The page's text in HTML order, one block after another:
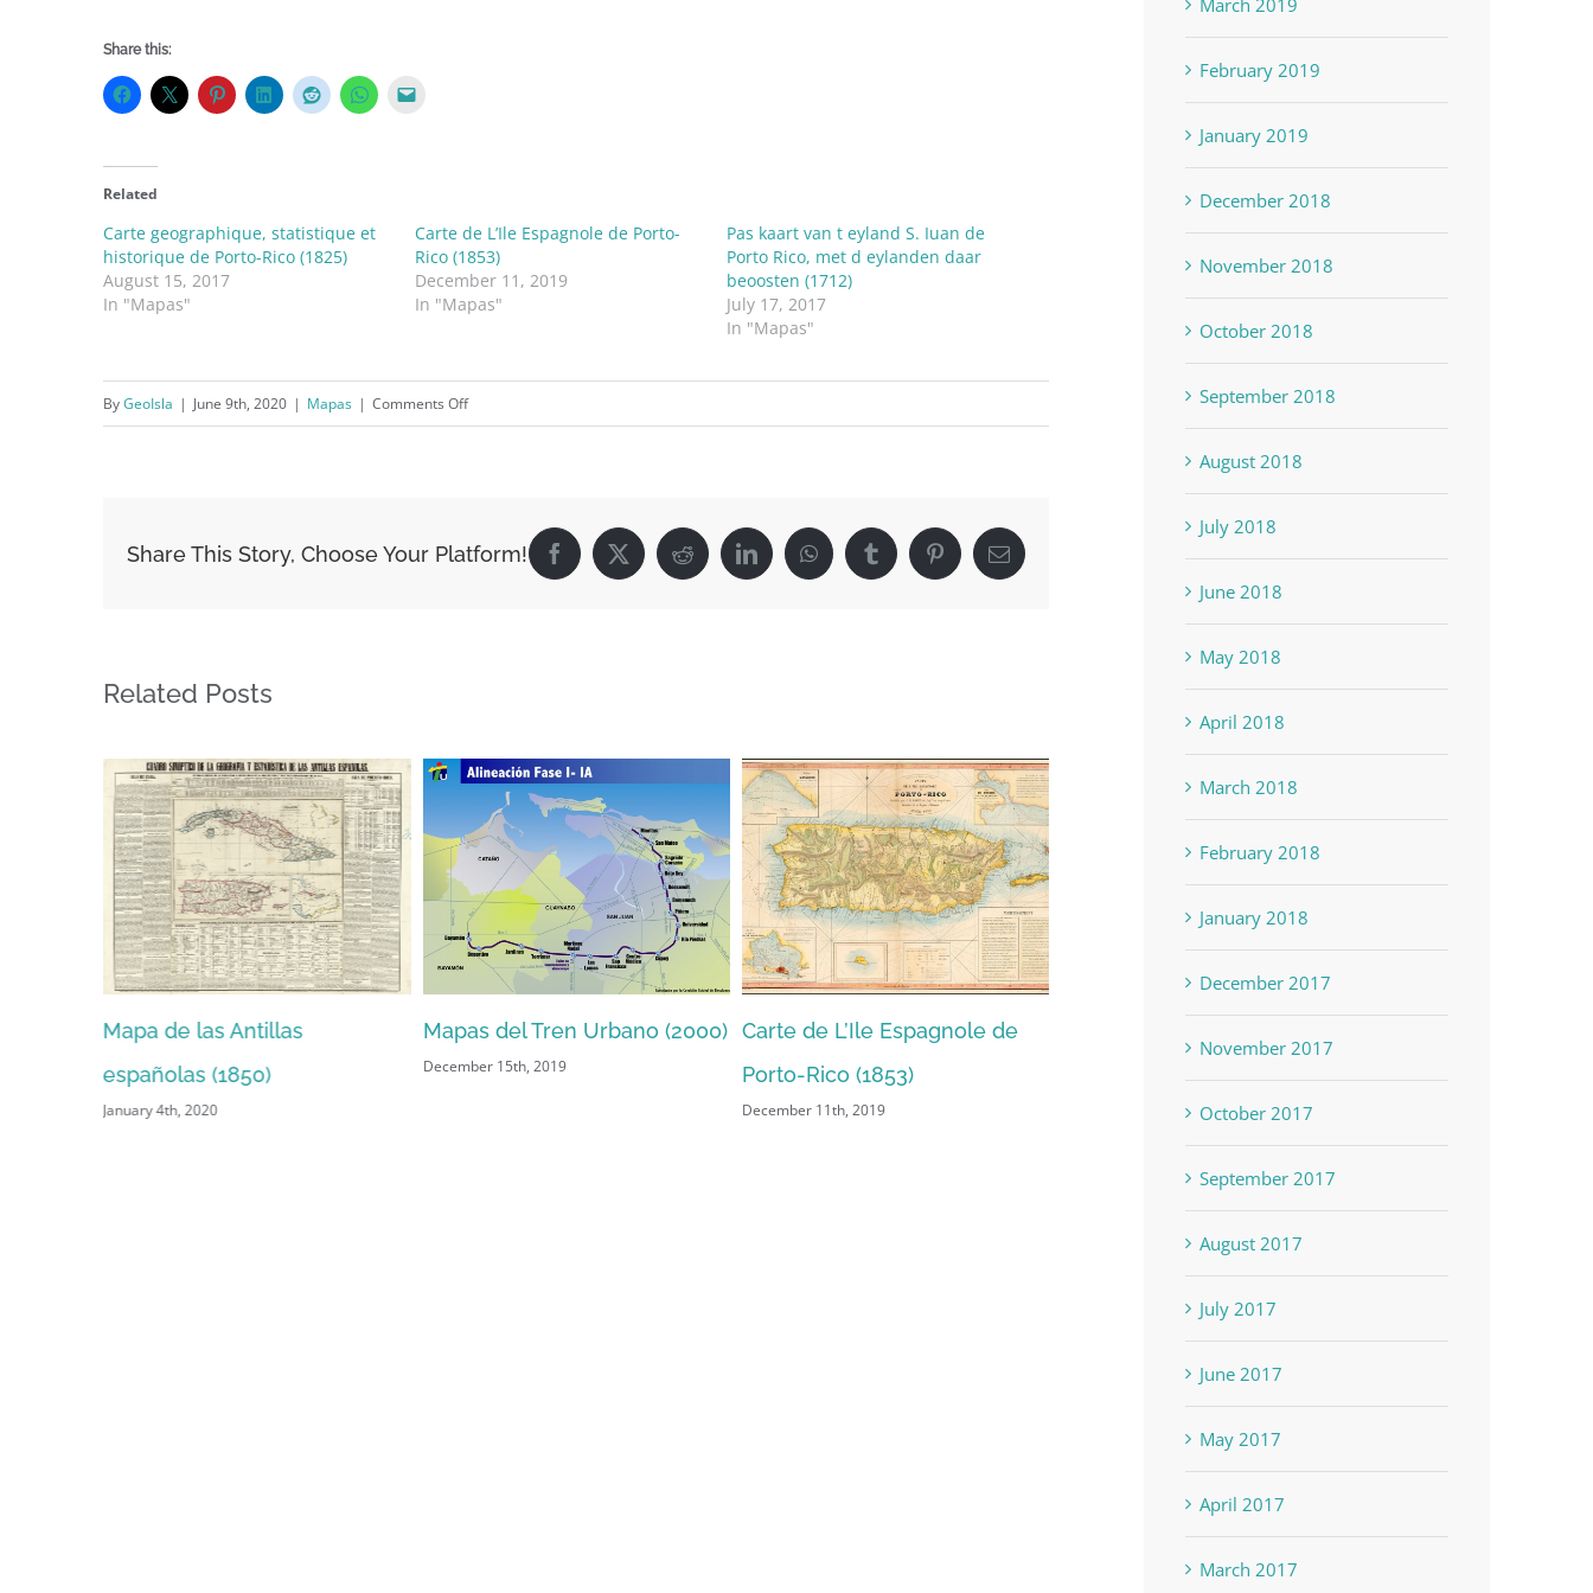
Share this:
Related
Carte geographique, statistique et
historique de Porto-Rico (1825)
August 15, 2017
In "Mapas"
Carte de L’Ile Espagnole de Porto-
Rico (1853)
December 11, 2019
In "Mapas"
Pas kaart van t eyland S. Iuan de
Porto Rico, met d eylanden daar
beoosten (1712)
July 17, 2017
In "Mapas"
ByGeoIsla | June 9th, 2020 | Mapas | Comments Offon
Rico
Share This Story, Choose Your Platform! Facebook
X Reddit LinkedInWhatsAppTumblrPinterestEmail
Related Posts
Mapas del Tren Urbano (2000)
December 15th, 2019
Carte de L’Ile Espagnole de
Porto-Rico (1853)
Mapa titulado “Plano de Pto.
Rico en la ysla de este
nombre” (1780)
trinchera de Puerto Rico y la
región noreste del Caribe
españolas (1850)
February 2019
January 2019
December 2018
November 2018
October 2018
September 2018
August 2018
July 2018
June 2018
May 2018
April 2018
March 2018
February 2018
January 2018
December 2017
November 2017
October 2017
September 2017
August 2017
July 2017
June 2017
May 2017
April 2017
March 2017